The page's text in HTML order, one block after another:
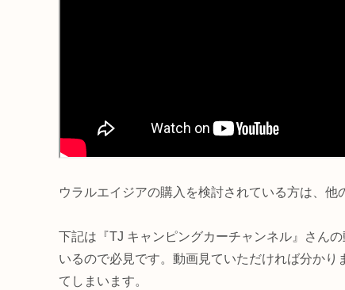
ウラルエイジアの購入を検討されている方は、他
下記は『TJ キャンピングカーチャンネル』さん
いるので必見です。動画見ていただければ分か
てしまいます。